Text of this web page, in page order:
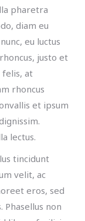
pharetra
diam eu
eu luctus
justo et
felis, at
rhoncus
et ipsum
lectus.
tincidunt
velit, ac
eros, sed
Phasellus non